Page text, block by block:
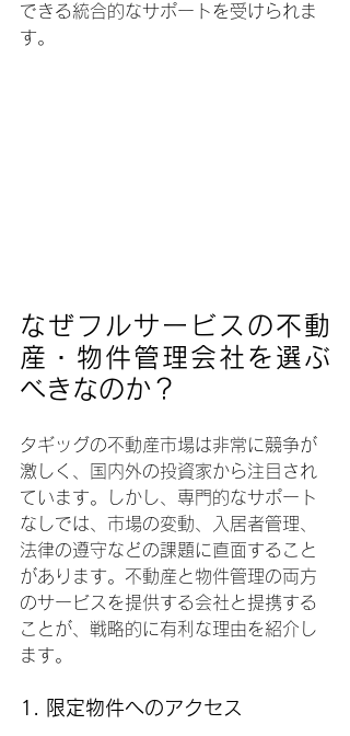
できる統合的なサポートを受けられま
す。
なぜフルサービスの不動
産・物件管理会社を選ぶ
べきなのか？
タギッグの不動産市場は非常に競争が
激しく、国内外の投資家から注目され
ています。しかし、専門的なサポート
なしでは、市場の変動、入居者管理、
法律の遵守などの課題に直面すること
があります。不動産と物件管理の両方
のサービスを提供する会社と提携する
ことが、戦略的に有利な理由を紹介し
ます。
1. 限定物件へのアクセス